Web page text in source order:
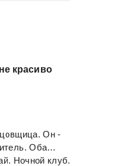
красиво
Он -
Оба…
Ночной клуб.